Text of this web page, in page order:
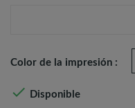
Color de la impresión :
 Disponible